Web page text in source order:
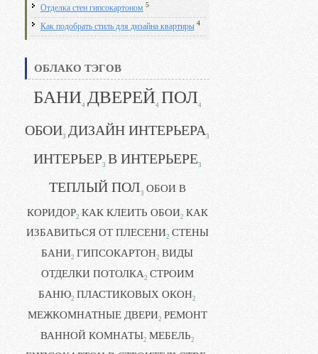
Отделка стен гипсокартоном 5
Как подобрать стиль для дизайна квартиры 4
ОБЛАКО ТЭГОВ
БАНИ4 ДВЕРЕЙ4 ПОЛ4
ОБОИ3 ДИЗАЙН ИНТЕРЬЕРА3
ИНТЕРЬЕР3 В ИНТЕРЬЕРЕ3
ТЕПЛЫЙ ПОЛ3 ОБОИ В
КОРИДОР2 КАК КЛЕИТЬ ОБОИ2 КАК
ИЗБАВИТЬСЯ ОТ ПЛЕСЕНИ2 СТЕНЫ
БАНИ2 ГИПСОКАРТОН2 ВИДЫ
ОТДЕЛКИ ПОТОЛКА2 СТРОИМ
БАНЮ2 ПЛАСТИКОВЫХ ОКОН2
МЕЖКОМНАТНЫЕ ДВЕРИ2 РЕМОНТ
ВАННОЙ КОМНАТЫ2 МЕБЕЛЬ2